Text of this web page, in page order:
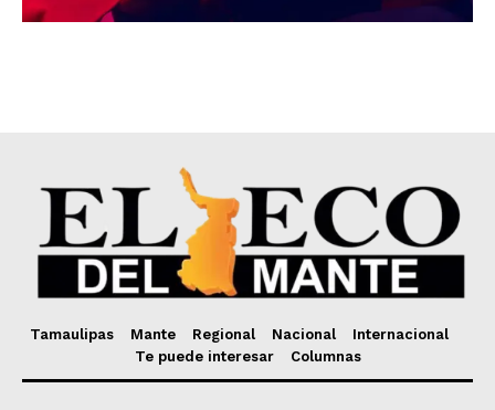
Tamaulipas Mante Regional Nacional
Internacional
Te puede interesar
Columnas